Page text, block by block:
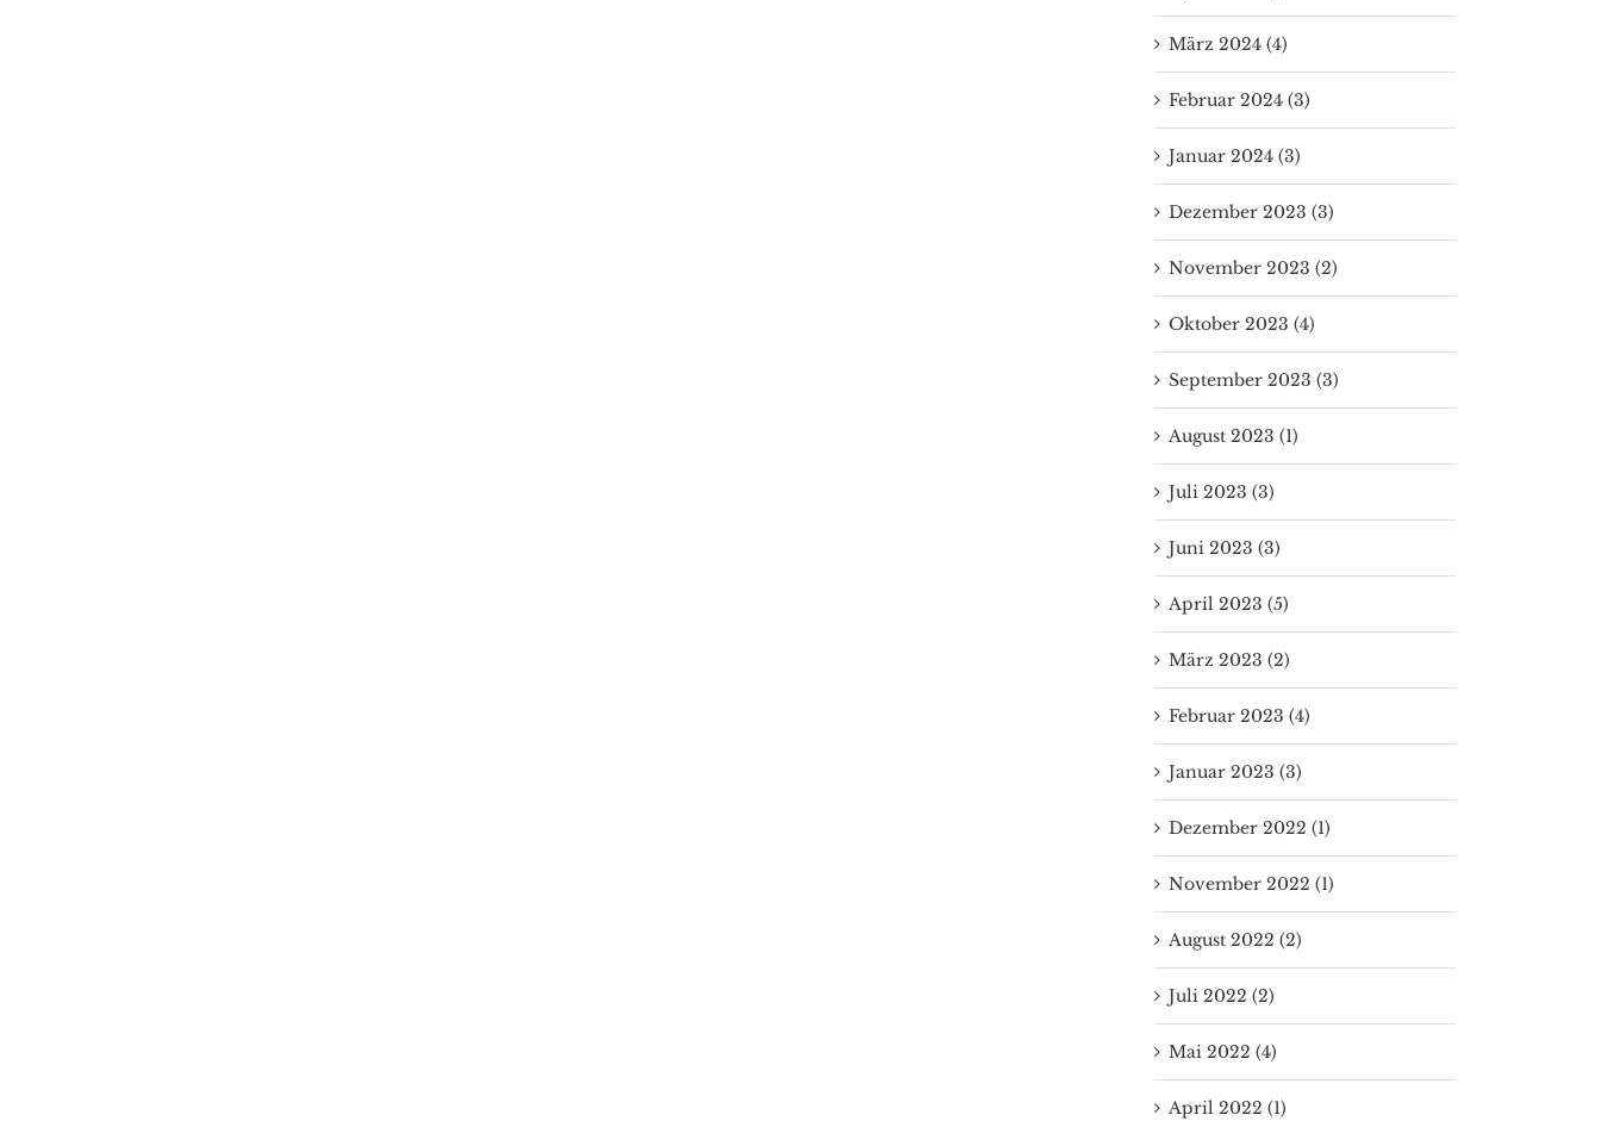
März 2024 (4)
Februar 2024 (3)
Januar 2024 (3)
Dezember 2023 (3)
November 2023 (2)
Oktober 2023 (4)
September 2023 (3)
August 2023 (1)
Juli 2023 (3)
Juni 2023 (3)
April 2023 (5)
März 2023 (2)
Februar 2023 (4)
Januar 2023 (3)
Dezember 2022 (1)
November 2022 (1)
August 2022 (2)
Juli 2022 (2)
Mai 2022 (4)
April 2022 (1)